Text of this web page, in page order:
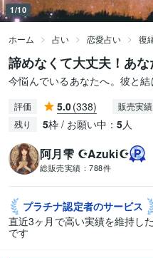
1/10
ホーム 占い 恋愛占い 復
諦めなくて大丈夫！あ
今悩んでいるあなたへ。彼と結
評価 5.0(338) 販売実績
残り 5枠 / お願い中： 5人
阿月雫 ☪︎Azuki☪︎
総販売実績： 788件
プラチナ認定者のサービス
直近3ヶ月で高い実績を維持し
です